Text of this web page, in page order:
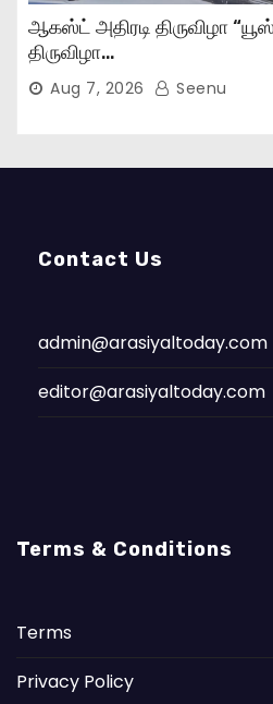
ஆகஸ்ட் அதிரடி திருவிழா
திருவிழா…
Aug 7, 2026 Seenu
Contact Us
admin@arasiyaltoday.com
editor@arasiyaltoday.com
Terms & Conditions
Terms
Privacy Policy